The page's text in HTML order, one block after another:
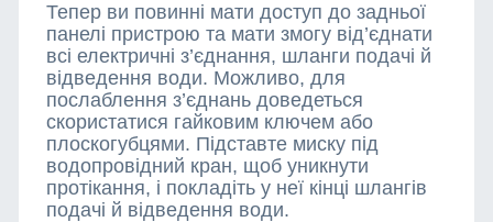
Тепер ви повинні мати доступ до задньої
панелі пристрою та мати змогу від’єднати
всі електричні з’єднання, шланги подачі й
відведення води. Можливо, для
послаблення з’єднань доведеться
скористатися гайковим ключем або
плоскогубцями. Підставте миску під
водопровідний кран, щоб уникнути
протікання, і покладіть у неї кінці шлангів
подачі й відведення води.